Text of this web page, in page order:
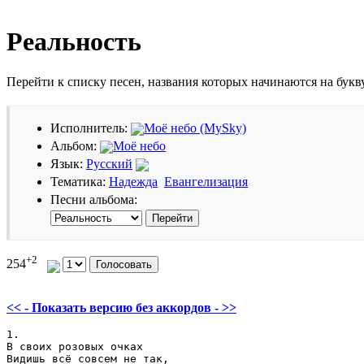
Реальность
Перейти к списку песен, названия которых начинаются на
Исполнитель:
Моё небо (MySky)
Альбом:
Моё небо
Язык: Русский
Тематика: Надежда Евангелизация
Песни альбома:
254+2
<< - Показать версию без аккордов - >>
1.
В своих розовых очках
Видишь всё совсем не так,